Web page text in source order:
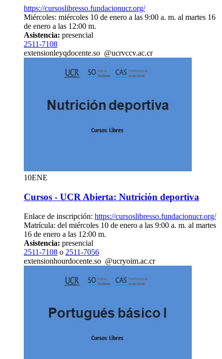
https://cursoslibresso.fundacionucr.org/
Miércoles: miércoles 10 de enero a las 9:00 a. m. al martes 16
de enero a las 12:00 m.
Asistencia: presencial
2511-7108
extensionleyqdocente.so @ucrvccv.ac.cr
10ENE
Cursos - UCR Abierta: Nutrición deportiva
Enlace de inscripción: https://cursoslibresso.fundacionucr.org/
Matrícula: del miércoles 10 de enero a las 9:00 a. m. al martes
16 de enero a las 12:00 m.
Asistencia: presencial
2511-7108 o 2511-7056
extensionhourdocente.so @ucryoim.ac.cr